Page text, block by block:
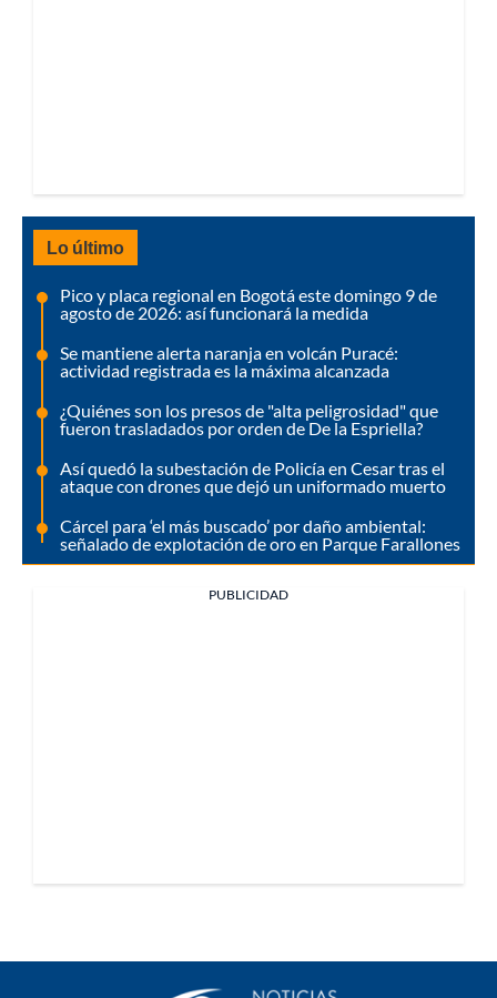
Lo último
Pico y placa regional en Bogotá este domingo 9 de
agosto de 2026: así funcionará la medida
Se mantiene alerta naranja en volcán Puracé:
actividad registrada es la máxima alcanzada
¿Quiénes son los presos de "alta peligrosidad" que
fueron trasladados por orden de De la Espriella?
Así quedó la subestación de Policía en Cesar tras el
ataque con drones que dejó un uniformado muerto
Cárcel para ‘el más buscado’ por daño ambiental:
señalado de explotación de oro en Parque Farallones
PUBLICIDAD